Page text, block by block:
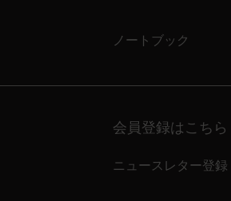
ノートブック
会員登録はこちら
ニュースレター登録